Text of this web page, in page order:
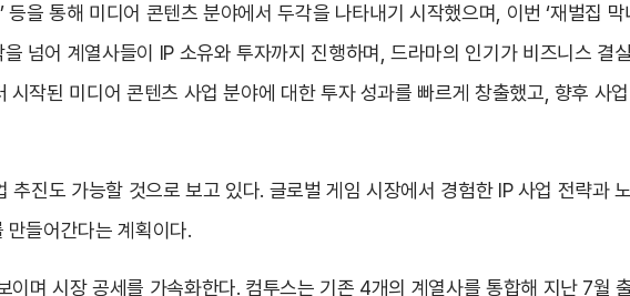
등을 통해 미디어 콘텐츠 분야에서 두각을 나타내기 시작했으며, 이번 ‘재벌집
넘어 계열사들이 IP 소유와 투자까지 진행하며, 드라마의 인기가 비즈니스 결
작된 미디어 콘텐츠 사업 분야에 대한 투자 성과를 빠르게 창출했고, 향후 사
추진도 가능할 것으로 보고 있다. 글로벌 게임 시장에서 경험한 IP 사업 전략과
들어간다는 계획이다.
며 시장 공세를 가속화한다. 컴투스는 기존 4개의 계열사를 통합해 지난 7월